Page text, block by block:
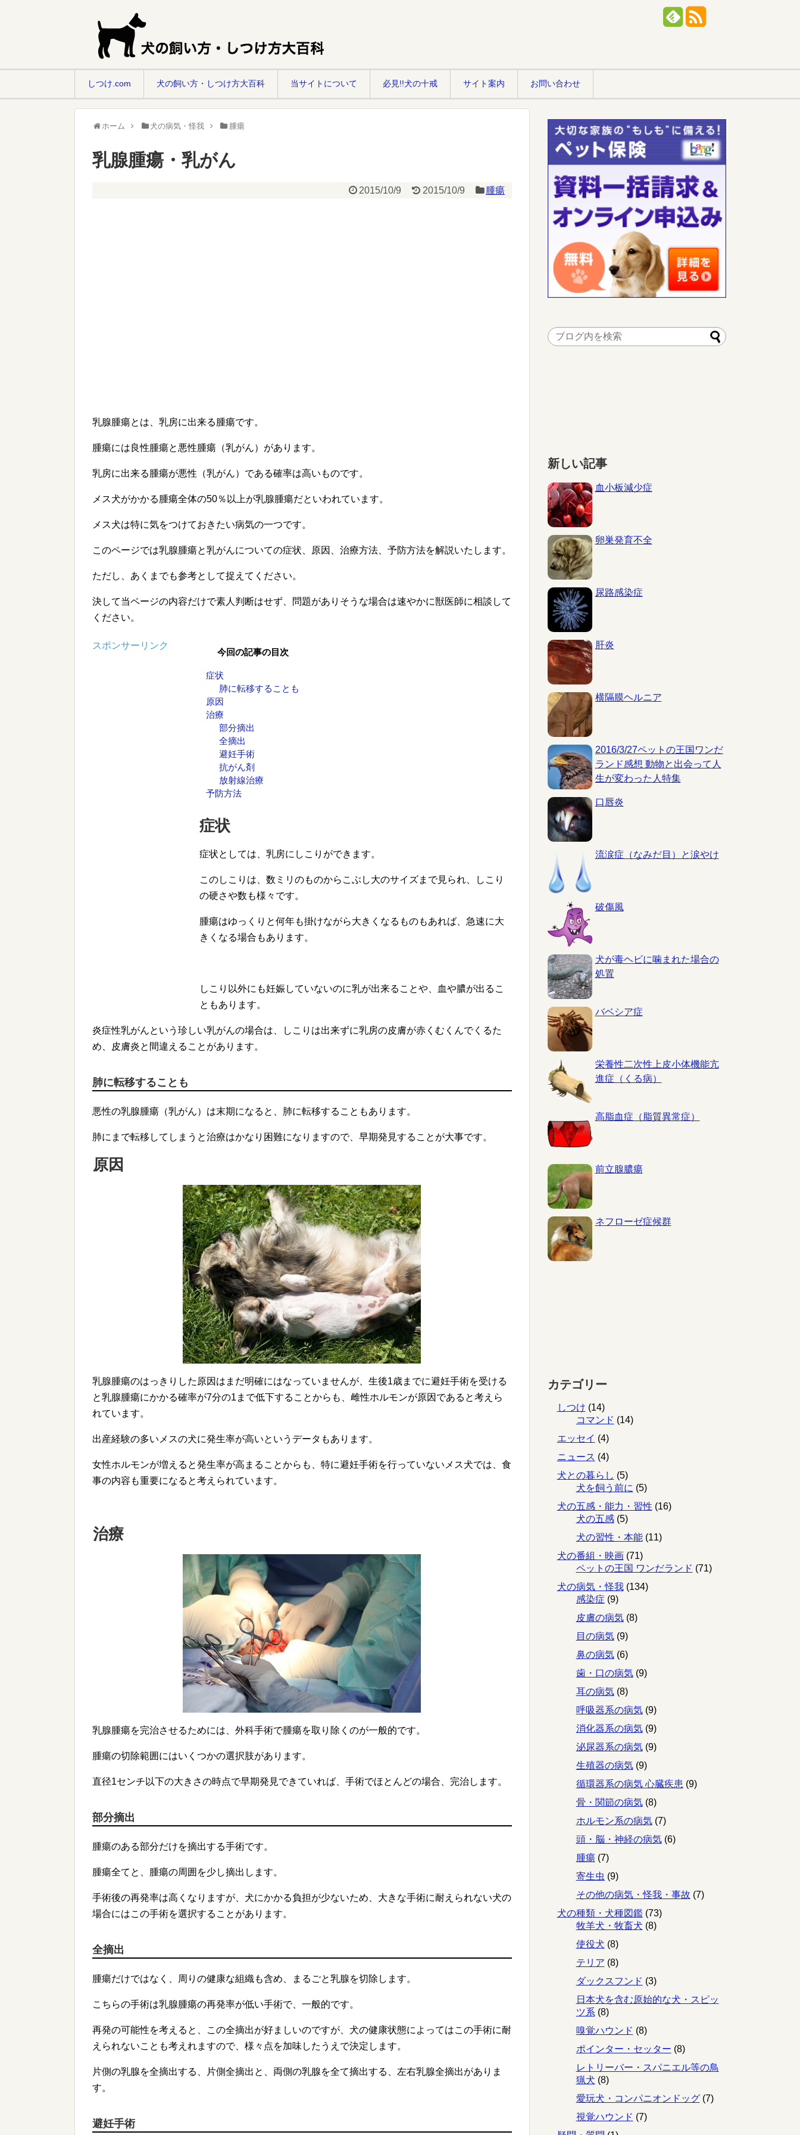
しつけ.com 犬の飼い方・しつけ方大百科 当サイトについて 必見!!犬の十戒 サイト案内 お問い合わせ
ホーム 犬の病気・怪我 腫瘍
乳腺腫瘍・乳がん
2015/10/9 2015/10/9 腫瘍
乳腺腫瘍とは、乳房に出来る腫瘍です。
腫瘍には良性腫瘍と悪性腫瘍（乳がん）があります。
乳房に出来る腫瘍が悪性（乳がん）である確率は高いものです。
メス犬がかかる腫瘍全体の50％以上が乳腺腫瘍だといわれています。
メス犬は特に気をつけておきたい病気の一つです。
このページでは乳腺腫瘍と乳がんについての症状、原因、治療方法、予防方法を解説いたします。
ただし、あくまでも参考として捉えてください。
決して当ページの内容だけで素人判断はせず、問題がありそうな場合は速やかに獣医師に相談して
ください。
スポンサーリンク
今回の記事の目次
症状
肺に転移することも
原因
治療
部分摘出
全摘出
避妊手術
抗がん剤
放射線治療
予防方法
症状
症状としては、乳房にしこりができます。
このしこりは、数ミリのものからこぶし大のサイズまで見られ、しこり
の硬さや数も様々です。
腫瘍はゆっくりと何年も掛けながら大きくなるものもあれば、急速に大
きくなる場合もあります。
しこり以外にも妊娠していないのに乳が出来ることや、血や膿が出るこ
ともあります。
炎症性乳がんという珍しい乳がんの場合は、しこりは出来ずに乳房の皮膚が赤くむくんでくるた
め、皮膚炎と間違えることがあります。
肺に転移することも
悪性の乳腺腫瘍（乳がん）は末期になると、肺に転移することもあります。
肺にまで転移してしまうと治療はかなり困難になりますので、早期発見することが大事です。
原因
乳腺腫瘍のはっきりした原因はまだ明確にはなっていませんが、生後1歳までに避妊手術を受ける
と乳腺腫瘍にかかる確率が7分の1まで低下することからも、雌性ホルモンが原因であると考えら
れています。
出産経験の多いメスの犬に発生率が高いというデータもあります。
女性ホルモンが増えると発生率が高まることからも、特に避妊手術を行っていないメス犬では、食
事の内容も重要になると考えられています。
治療
乳腺腫瘍を完治させるためには、外科手術で腫瘍を取り除くのが一般的です。
腫瘍の切除範囲にはいくつかの選択肢があります。
直径1センチ以下の大きさの時点で早期発見できていれば、手術でほとんどの場合、完治します。
部分摘出
腫瘍のある部分だけを摘出する手術です。
腫瘍全てと、腫瘍の周囲を少し摘出します。
手術後の再発率は高くなりますが、犬にかかる負担が少ないため、大きな手術に耐えられない犬の
場合にはこの手術を選択することがあります。
全摘出
腫瘍だけではなく、周りの健康な組織も含め、まるごと乳腺を切除します。
こちらの手術は乳腺腫瘍の再発率が低い手術で、一般的です。
再発の可能性を考えると、この全摘出が好ましいのですが、犬の健康状態によってはこの手術に耐
えられないことも考えれますので、様々点を加味したうえで決定します。
片側の乳腺を全摘出する、片側全摘出と、両側の乳腺を全て摘出する、左右乳腺全摘出がありま
す。
避妊手術
新しい記事
血小板減少症
卵巣発育不全
尿路感染症
肝炎
横隔膜ヘルニア
2016/3/27ペットの王国ワンだ
ランド感想 動物と出会って人
生が変わった人特集
口唇炎
流涙症（なみだ目）と涙やけ
破傷風
犬が毒ヘビに噛まれた場合の
処置
バベシア症
栄養性二次性上皮小体機能亢
進症（くる病）
高脂血症（脂質異常症）
前立腺膿瘍
ネフローゼ症候群
カテゴリー
しつけ (14)
コマンド (14)
エッセイ (4)
ニュース (4)
犬との暮らし (5)
犬を飼う前に (5)
犬の五感・能力・習性 (16)
犬の五感(5)
犬の習性・本能(11)
犬の番組・映画(71)
ペットの王国 ワンだランド (71)
犬の病気・怪我(134)
感染症 (9)
皮膚の病気(8)
目の病気(9)
鼻の病気(6)
歯・口の病気(9)
耳の病気(8)
呼吸器系の病気(9)
消化器系の病気(9)
泌尿器系の病気(9)
生殖器の病気(9)
循環器系の病気 心臓疾患 (9)
骨・関節の病気(8)
ホルモン系の病気(7)
頭・脳・神経の病気(6)
腫瘍(7)
寄生虫 (9)
その他の病気・怪我・事故 (7)
犬の種類・犬種図鑑(73)
牧羊犬・牧畜犬 (8)
使役犬 (8)
テリア (8)
ダックスフンド (3)
日本犬を含む原始的な犬・スピッ
ツ系 (8)
嗅覚ハウンド (8)
ポインター・セッター (8)
レトリーバー・スパニエル等の鳥
猟犬 (8)
愛玩犬・コンパニオンドッグ(7)
視覚ハウンド (7)